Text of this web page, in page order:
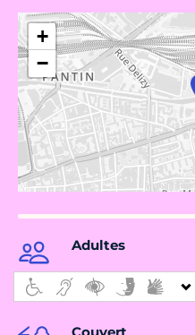
+
−
Adultes